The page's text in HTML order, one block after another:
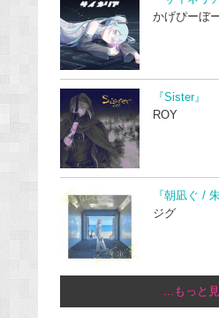
かげぴーぼ
『Sister』
ROY
『朝凪ぐ /
ジグ
...もっと